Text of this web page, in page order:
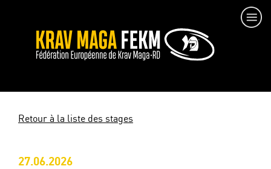
Retour à la liste des stages
27.06.2026